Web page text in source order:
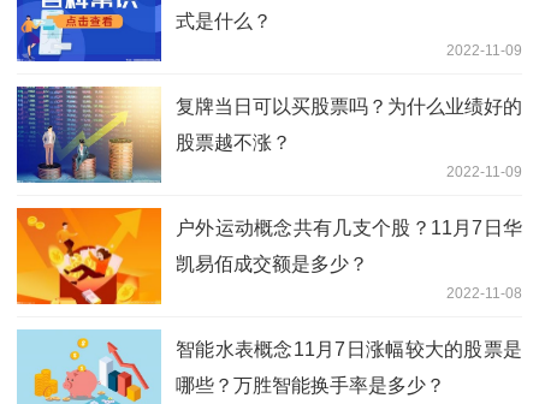
式是什么？
2022-11-09
复牌当日可以买股票吗？为什么业绩好的
股票越不涨？
2022-11-09
户外运动概念共有几支个股？11月7日华
凯易佰成交额是多少？
2022-11-08
智能水表概念11月7日涨幅较大的股票是
哪些？万胜智能换手率是多少？